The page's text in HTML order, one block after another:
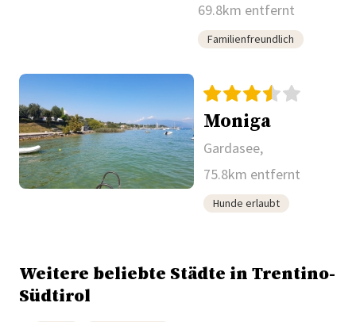
69.8km entfernt
Familienfreundlich
Moniga
Gardasee,
75.8km entfernt
Hunde erlaubt
Weitere beliebte Städte in Trentino-
Südtirol